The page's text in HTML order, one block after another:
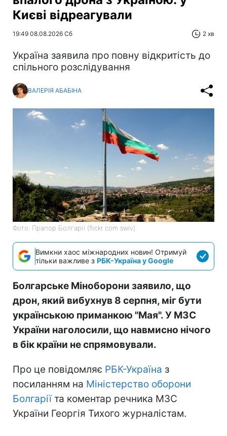
Києві відреагували
19:49 08.08.2026 Сб 2 хв
Україна заявила про повну відкритість до
спільного розслідування
ВАЛЕРІЯ АБАБІНА
Фото: Прапор Болгарії (flickr com swiv)
Вимкни хаос міжнародних новин! Отримуй
тільки важливе з РБК-Україна у Google
Болгарське Міноборони заявило, що
дрон, який вибухнув 8 серпня, міг бути
українською приманкою "Мая". У МЗС
України наголосили, що навмисно нічого
в бік країни не спрямовували.
Про це повідомляє РБК-Україна з
посиланням на Міністерство оборони
Болгаріїта коментар речника МЗС
України Георгія Тихого журналістам.